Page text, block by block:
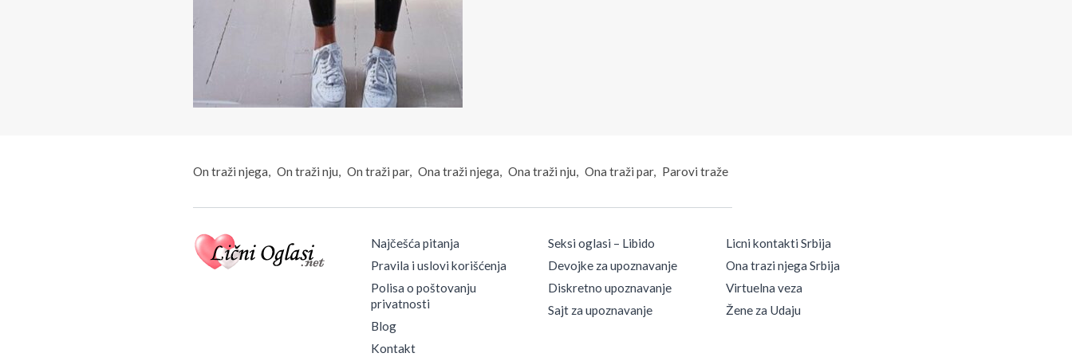
On traži njega On traži nju On traži par Ona traži njega Ona traži nju Ona traži par Parovi traže
Najčešća pitanja
Pravila i uslovi korišćenja
Polisa o poštovanju
privatnosti
Blog
Kontakt
Seksi oglasi – Libido
Devojke za upoznavanje
Diskretno upoznavanje
Sajt za upoznavanje
Licni kontakti Srbija
Ona trazi njega Srbija
Virtuelna veza
Žene za Udaju